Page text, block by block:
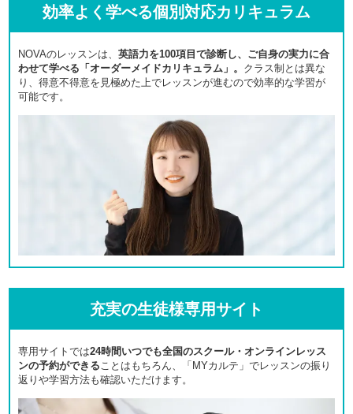
効率よく学べる個別対応カリキュラム
NOVAのレッスンは、 英語力を100項目で診断し、ご自身の実力に合
わせて学べる「オーダーメイドカリキュラム」。 クラス制とは異な
り、得意不得意を見極めた上でレッスンが進むので効率的な学習が
可能です。
充実の生徒様専用サイト
専用サイトでは24時間いつでも全国のスクール・オンラインレッス
ンの予約ができることはもちろん、「MYカルテ」でレッスンの振り
返りや学習方法も確認いただけます。